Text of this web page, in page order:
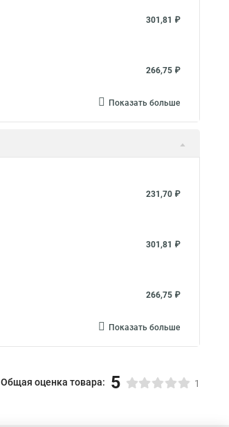
301,81 ₽
266,75 ₽
Показать больше
231,70 ₽
301,81 ₽
266,75 ₽
Показать больше
Общая оценка товара: 5 1